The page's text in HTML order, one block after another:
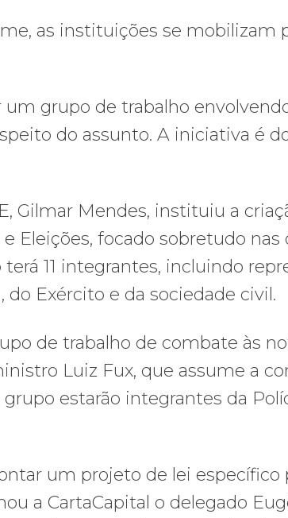
as instituições se mobilizam
grupo de trabalho
do assunto. A iniciativa é
Gilmar Mendes, instituiu a
Eleições, focado sobretudo nas
11 integrantes, incluindo
do Exército e da sociedade civil.
de trabalho de combate às
Luiz Fux, que assume a
estarão integrantes da
um projeto de lei específico
a CartaCapital o delegado